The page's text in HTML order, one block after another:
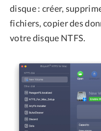
disque : créer,
fichiers, copier des
votre disque NTFS.